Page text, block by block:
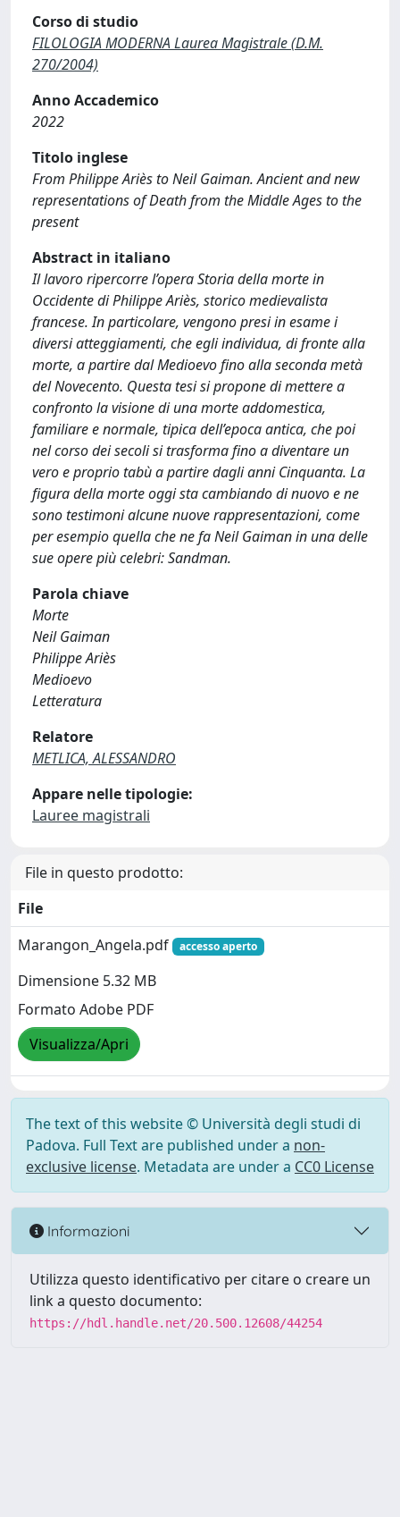
Corso di studio
FILOLOGIA MODERNA Laurea Magistrale (D.M.
270/2004)
Anno Accademico
2022
Titolo inglese
From Philippe Ariès to Neil Gaiman. Ancient and new
representations of Death from the Middle Ages to the
present
Abstract in italiano
Il lavoro ripercorre l’opera Storia della morte in
Occidente di Philippe Ariès, storico medievalista
francese. In particolare, vengono presi in esame i
diversi atteggiamenti, che egli individua, di fronte alla
morte, a partire dal Medioevo fino alla seconda metà
del Novecento. Questa tesi si propone di mettere a
confronto la visione di una morte addomestica,
familiare e normale, tipica dell’epoca antica, che poi
nel corso dei secoli si trasforma fino a diventare un
vero e proprio tabù a partire dagli anni Cinquanta. La
figura della morte oggi sta cambiando di nuovo e ne
sono testimoni alcune nuove rappresentazioni, come
per esempio quella che ne fa Neil Gaiman in una delle
sue opere più celebri: Sandman.
Parola chiave
Morte
Neil Gaiman
Philippe Ariès
Medioevo
Letteratura
Relatore
METLICA, ALESSANDRO
Appare nelle tipologie:
Lauree magistrali
File in questo prodotto:
File
Marangon_Angela.pdf
accesso aperto
Dimensione 5.32 MB
Formato Adobe PDF
Visualizza/Apri
The text of this website © Università degli studi di
Padova. Full Text are published under a non-
exclusive license. Metadata are under a CC0 License
Informazioni
Utilizza questo identificativo per citare o creare un
link a questo documento:
https://hdl.handle.net/20.500.12608/44254